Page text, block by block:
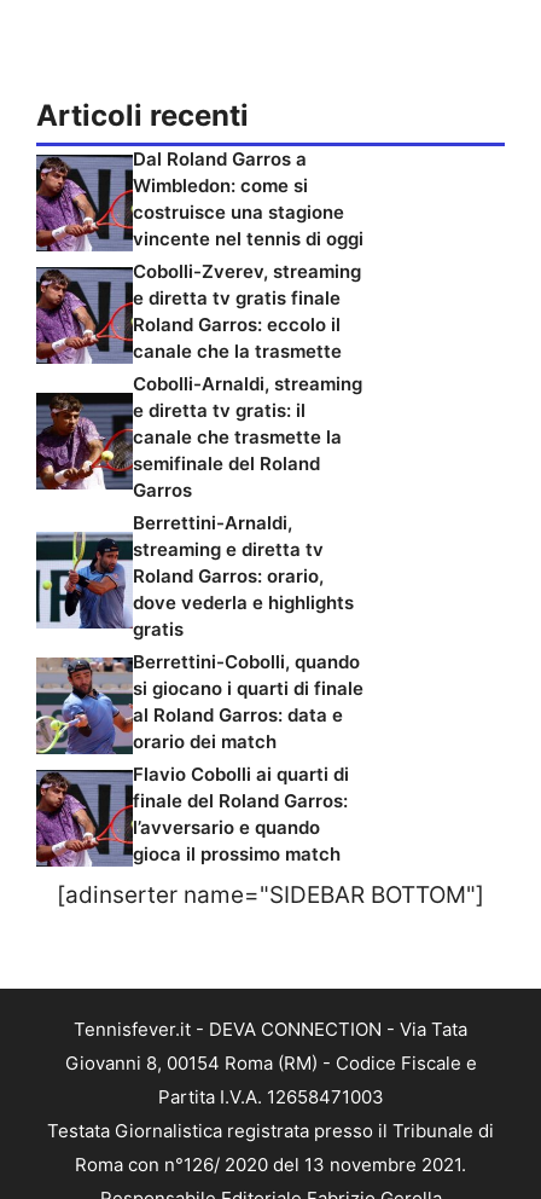
Articoli recenti
Dal Roland Garros a
Wimbledon: come si
costruisce una stagione
vincente nel tennis di oggi
Cobolli-Zverev, streaming
e diretta tv gratis finale
Roland Garros: eccolo il
canale che la trasmette
Cobolli-Arnaldi, streaming
e diretta tv gratis: il
canale che trasmette la
semifinale del Roland
Garros
Berrettini-Arnaldi,
streaming e diretta tv
Roland Garros: orario,
dove vederla e highlights
gratis
Berrettini-Cobolli, quando
si giocano i quarti di finale
al Roland Garros: data e
orario dei match
Flavio Cobolli ai quarti di
finale del Roland Garros:
l’avversario e quando
gioca il prossimo match
[adinserter name="SIDEBAR BOTTOM"]
Tennisfever.it - DEVA CONNECTION - Via Tata
Giovanni 8, 00154 Roma (RM) - Codice Fiscale e
Partita I.V.A. 12658471003
Testata Giornalistica registrata presso il Tribunale di
Roma con n°126/ 2020 del 13 novembre 2021.